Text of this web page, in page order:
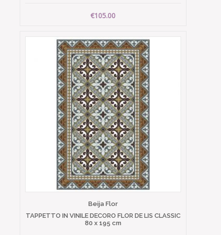
€105.00
Beija Flor
TAPPETTO IN VINILE DECORO FLOR DE LIS CLASSIC
80 x 195 cm